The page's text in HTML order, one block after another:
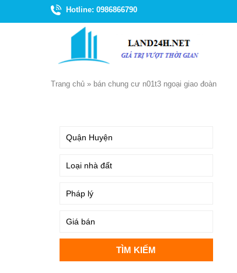
Hotline: 0986866790
Trang chủ » bán chung cư n01t3 ngoại giao đoàn